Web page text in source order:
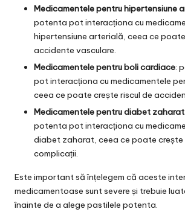
Medicamentele pentru hipertensiune
potenta pot interacționa cu
hipertensiune arterială, ceea ce
accidente vasculare.
Medicamentele pentru boli cardiace:
pot interacționa cu medicamentele
ceea ce poate crește riscul de
Medicamentele pentru diabet zaharat
potenta pot interacționa cu
diabet zaharat, ceea ce poate crește
complicații.
Este important să înțelegem că aceste
medicamentoase sunt severe și trebuie
înainte de a alege pastilele potenta.